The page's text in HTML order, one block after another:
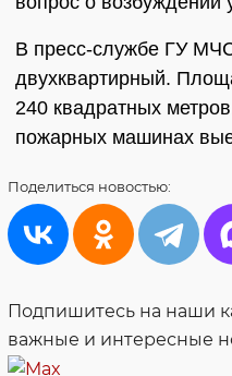
В пресс-службе ГУ
двухквартирный.
240 квадратных
пожарных машинах
Поделиться новостью:
Подпишитесь на наши
важные и интересные